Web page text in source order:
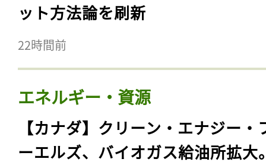
ット方法論を刷新
22時間前
エネルギー・資源
【カナダ】クリーン・エナジー・
ーエルズ、バイオガス給油所拡大